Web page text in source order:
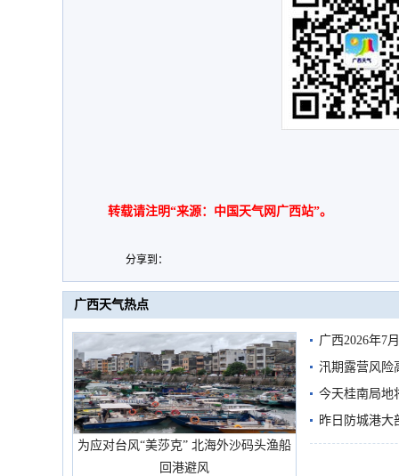
转载请注明“来源：中国天气网广西站”。
分享到：
广西天气热点
为应对台风“美莎克” 北海外沙码头渔船
回港避风
广西2026年7
汛期露营风险
今天桂南局地
需继续防范
昨日防城港大
雨